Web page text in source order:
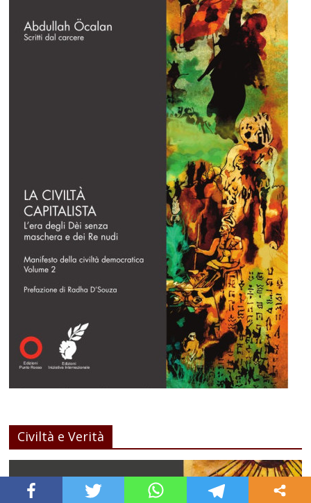
Civiltà e Verità